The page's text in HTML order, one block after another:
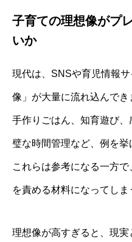
子育ての理想像がプ
いか
現代は、SNSや育児情報
像」が大量に流れ込んでき
手作りごはん、知育遊び
璧な時間管理など、例を挙
これらは参考になる一方で
を責める材料になってしま
理想像が高すぎると、現実